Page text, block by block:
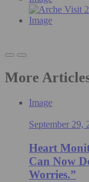
Image
More
Image
September 29,
Heart
Can Now
Worries.”